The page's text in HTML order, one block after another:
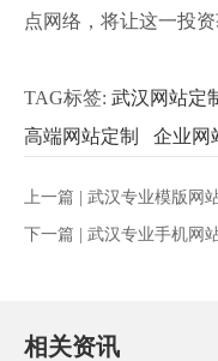
点网络，将让这一投资
TAG标签: 武汉网站定
高端网站定制
企业网
上一篇 | 武汉专业模版网
下一篇 | 武汉专业手机网
相关资讯